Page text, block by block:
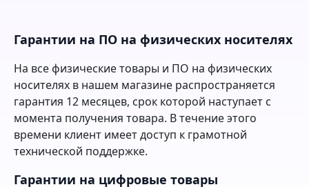
Гарантии на ПО на физических носителях
На все физические товары и ПО на физических
носителях в нашем магазине распространяется
гарантия 12 месяцев, срок которой наступает с
момента получения товара. В течение этого
времени клиент имеет доступ к грамотной
технической поддержке.
Гарантии на цифровые товары